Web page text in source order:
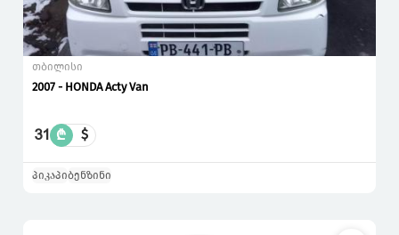
თბილისი
2007 - HONDA Acty Van
31 ₾ $
პიკაპიბენზინი